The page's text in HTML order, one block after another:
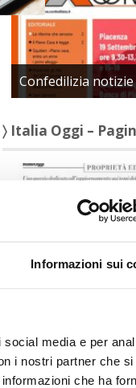
Informazioni sui
media e per
i nostri partner che
che ha
Confedilizia
〉 Italia Oggi –
〉 Rubriche